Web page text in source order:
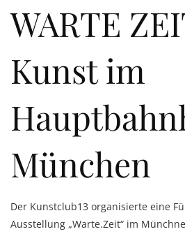
WARTE
Kunst im
München
Der Kunstclub13 organisierte eine
Ausstellung „Warte.Zeit“ im